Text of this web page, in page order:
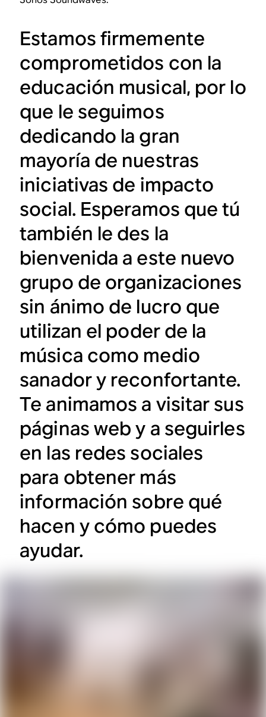
Estamos firmemente
comprometidos con la
educación musical, por lo
que le seguimos
dedicando la gran
mayoría de nuestras
iniciativas de impacto
social. Esperamos que tú
también le des la
bienvenida a este nuevo
grupo de organizaciones
sin ánimo de lucro que
utilizan el poder de la
música como medio
sanador y reconfortante.
Te animamos a visitar sus
páginas web y a seguirles
en las redes sociales
para obtener más
información sobre qué
hacen y cómo puedes
ayudar.